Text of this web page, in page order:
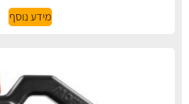
מידע נוסף